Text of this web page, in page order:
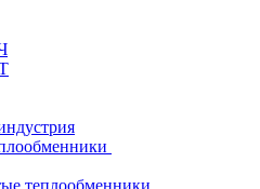
теплообменники